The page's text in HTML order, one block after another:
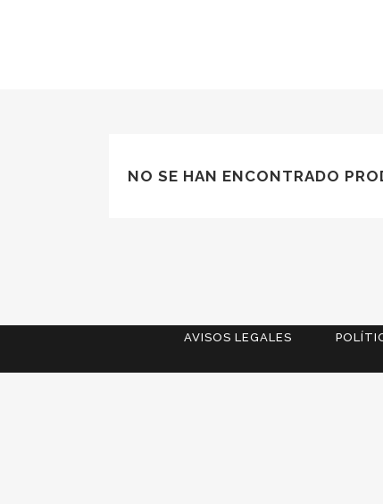
NO SE HAN ENCONTRADO
AVISOS LEGALES